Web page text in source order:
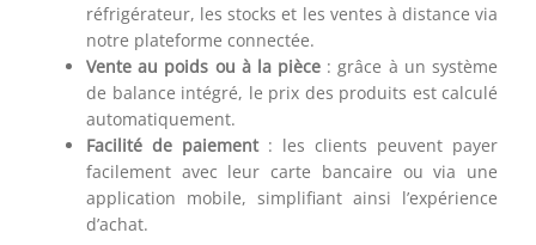
réfrigérateur, les stocks et les ventes à distance via
notre plateforme connectée.
Vente au poids ou à la pièce : grâce à un système
de balance intégré, le prix des produits est calculé
automatiquement.
Facilité de paiement: les clients peuvent payer
facilement avec leur carte bancaire ou via une
application mobile, simplifiant ainsi l’expérience
d’achat.